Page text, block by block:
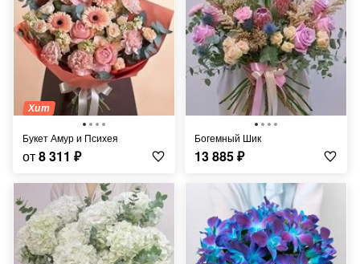
Хит
Букет Амур и Психея
от8 311 ₽
Богемный Шик
13 885₽